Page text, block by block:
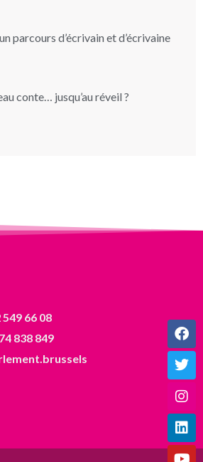
parcours d’écrivain et d’écrivaine
conte… jusqu’au réveil ?
549 66 08
838 849